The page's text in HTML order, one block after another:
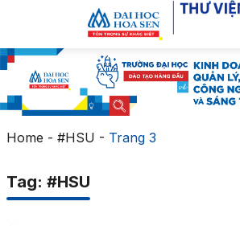
Home - #HSU - Trang 3
Tag: #HSU